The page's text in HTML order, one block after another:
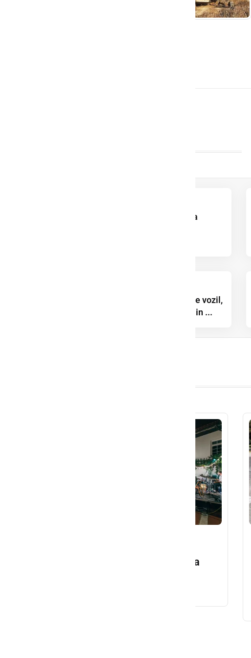
donacijami podpira
prepovedano pranje vozil,
polnjenje bazenov in ...
Ljutomer bo konec avgusta